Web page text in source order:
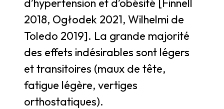
2018, Ogłodek 2021, Wilhelmi de
Toledo 2019]. La grande majorité
des effets indésirables sont légers
et transitoires (maux de tête,
fatigue légère, vertiges
orthostatiques).